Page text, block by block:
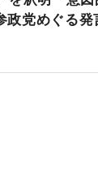
党めぐる発